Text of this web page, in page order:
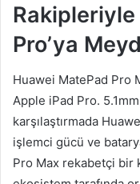
Rakipleriyle
Pro’ya
Huawei MatePad Pro
Apple iPad Pro.
karşılaştırmada
işlemci gücü ve
Pro Max rekabetçi bir